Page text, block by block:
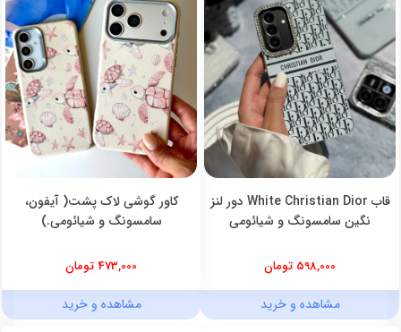
قاب White Christian Dior دور لنز
نگین سامسونگ و شیائومی
598,000 تومان
مشاهده و خرید
کاور گوشی لاک پشت( آیفون،
سامسونگ و شیائومی.)
473,000 تومان
مشاهده و خرید